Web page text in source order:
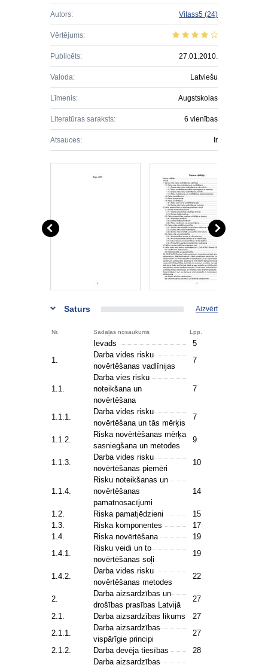
Autors: Vitass5 (24)
Vērtējums:
Publicēts: 27.01.2010.
Valoda: Latviešu
Līmenis: Augstskolas
Literatūras saraksts: 6 vienības
Atsauces: Ir
Saturs Aizvērt
Nr. Sadaļas nosaukums Lpp.
Ievads
5
1.
Darba vides risku
novērtēšanas vadlīnijas
7
1.1.
Darba vies risku
noteikšana un
novērtēšana
7
1.1.1.
Darba vides risku
novērtēšana un tās mērķis
7
1.1.2.
Riska novērtēšanas mērķa
sasniegšana un metodes
9
1.1.3.
Darba vides risku
novērtēšanas piemēri
10
1.1.4.
Risku noteikšanas un
novērtēšanas
pamatnosacījumi
14
1.2. Riska pamatjēdzieni
15
1.3.
Riska komponentes
17
1.4.
Riska novērtēšana
19
1.4.1.
Risku veidi un to
novērtēšanas soļi
19
1.4.2.
Darba vides risku
novērtēšanas metodes
22
2.
Darba aizsardzības un
drošības prasības Latvijā
27
2.1.
Darba aizsardzības likums
27
2.1.1.
Darba aizsardzības
vispārīgie principi
27
2.1.2.
Darba devēja tiesības 28
Darba aizsardzības